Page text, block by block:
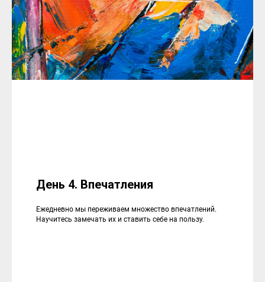
День 4. Впечатления
Ежедневно мы переживаем множество впечатлений.
Научитесь замечать их и ставить себе на пользу.